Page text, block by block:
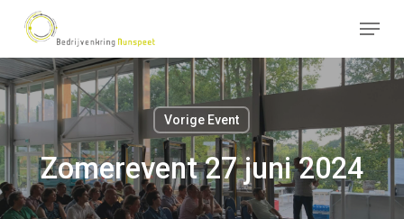
main
content
Menu
Vorige Event
Zomerevent 27 juni 2024
Close
Menu